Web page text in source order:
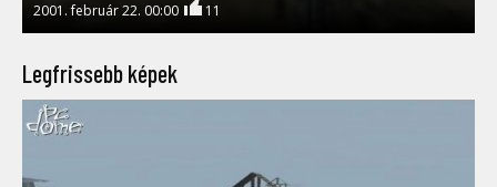
2001. február 22. 00:00 11
Legfrissebb képek